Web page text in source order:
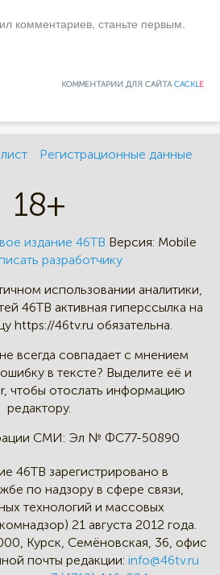
комментариев, станьте первым.
КОММЕНТАРИИ ДЛЯ САЙТАCACKLE
Регистрационные данные
18+
издание 46ТВ Версия: Mobile
разработчику
использовании аналитики,
46TB активная гиперссылка на
https://46tv.ru обязательна.
всегда совпадает с мнением
в тексте? Выделите её и
чтобы отослать информацию
редактору.
СМИ: Эл № ФС77-50890
46ТВ зарегистрировано в
по надзору в сфере связи,
технологий и массовых
21 августа 2012 года.
Курск, Семёновская, 36, офис
почты редакции: info@46tv.ru